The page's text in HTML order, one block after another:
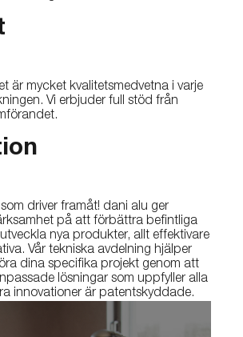
är mycket kvalitetsmedvetna i varje
Vi erbjuder full stöd från
driver framåt! dani alu ger
på att förbättra befintliga
nya produkter, allt effektivare
Vår tekniska avdelning hjälper
dina specifika projekt genom att
lösningar som uppfyller alla
innovationer är patentskyddade.